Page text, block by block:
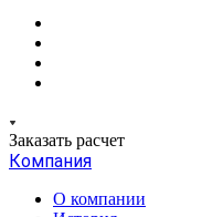
Заказать расчет
Компания
О компании